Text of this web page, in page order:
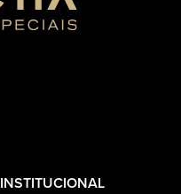
INSTITUCIONAL